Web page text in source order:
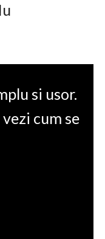
si usor.
cum se